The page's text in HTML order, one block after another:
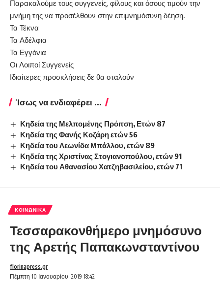
Παρακαλούμε τους συγγενείς, φίλους και όσους τιμούν την
μνήμη της να προσέλθουν στην επιμνημόσυνη δέηση.
Τα Τέκνα
Τα Αδέλφια
Τα Εγγόνια
Οι Λοιποί Συγγενείς
Ιδιαίτερες προσκλήσεις δε θα σταλούν
Ίσως να ενδιαφέρει ...
Κηδεία της Μελπομένης Πρόιτση, Ετών 87
Κηδεία της Φανής Κοζάρη ετών 56
Κηδεία του Λεωνίδα Μπάλλου, ετών 89
Κηδεία της Χριστίνας Στογιανοπούλου, ετών 91
Κηδεία του Αθανασίου Χατζηβασιλείου, ετών 71
ΚΟΙΝΩΝΙΚΆ
Τεσσαρακονθήμερο μνημόσυνο
της Αρετής Παπακωνσταντίνου
Πέμπτη 10 Ιανουαρίου, 2019 18:42
florinapress.gr